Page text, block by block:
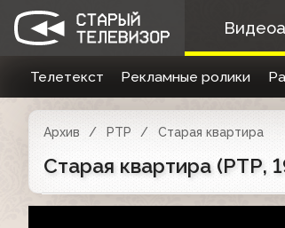
Телетекст Рекламные ролики
Архив РТР Старая квартира
Старая квартира (РТР,